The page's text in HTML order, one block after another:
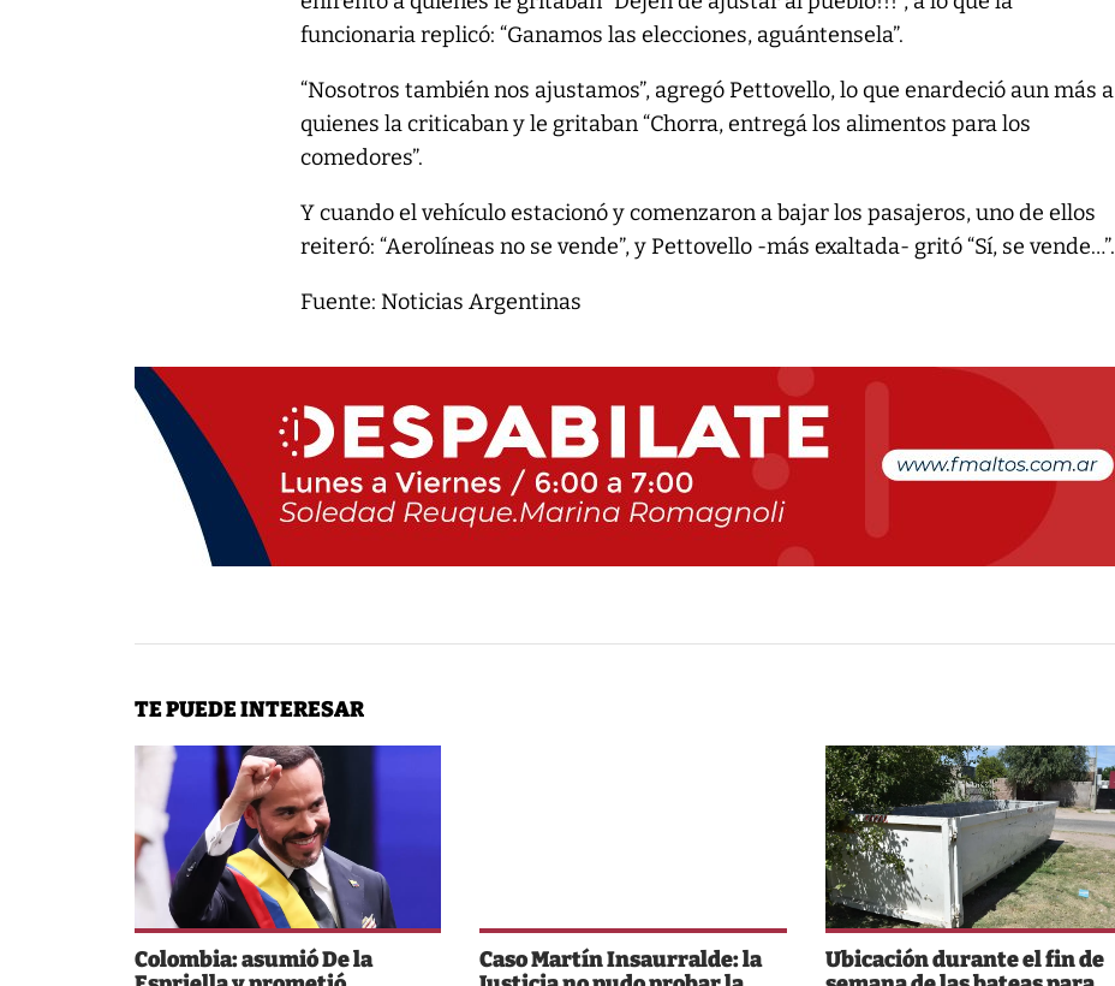
funcionaria replicó: “Ganamos las elecciones, aguántensela”.
“Nosotros también nos ajustamos”, agregó Pettovello, lo que enardeció aun más a
quienes la criticaban y le gritaban “Chorra, entregá los alimentos para los
comedores”.
Y cuando el vehículo estacionó y comenzaron a bajar los pasajeros, uno de ellos
reiteró: “Aerolíneas no se vende”, y Pettovello -más exaltada- gritó “Sí, se vende…”.
Fuente: Noticias Argentinas
TE PUEDE INTERESAR
Colombia: asumió De la
Caso Martín Insaurralde: la
Ubicación durante el fin de